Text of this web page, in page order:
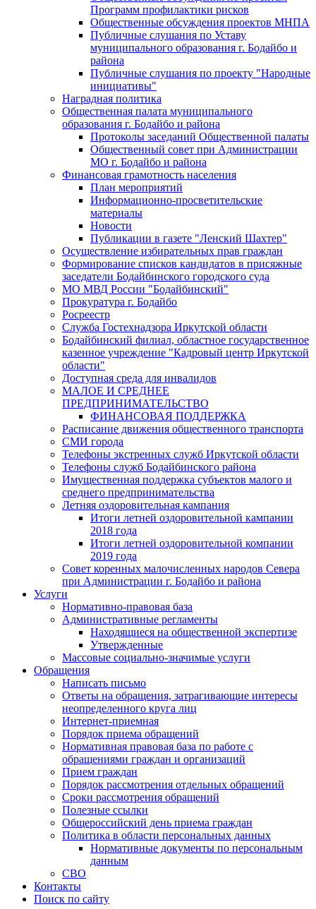
Программ профилактики рисков
Общественные обсуждения проектов МНПА
Публичные слушания по Уставу
муниципального образования г. Бодайбо и
района
Публичные слушания по проекту "Народные
инициативы"
Наградная политика
Общественная палата муниципального
образования г. Бодайбо и района
Протоколы заседаний Общественной палаты
Общественный совет при Администрации
МО г. Бодайбо и района
Финансовая грамотность населения
План мероприятий
Информационно-просветительские
материалы
Новости
Публикации в газете "Ленский Шахтер"
Осуществление избирательных прав граждан
Формирование списков кандидатов в присяжные
заседатели Бодайбинского городского суда
МО МВД России "Бодайбинский"
Прокуратура г. Бодайбо
Росреестр
Служба Гостехнадзора Иркутской области
Бодайбинский филиал, областное государственное
казенное учреждение "Кадровый центр Иркутской
области"
Доступная среда для инвалидов
МАЛОЕ И СРЕДНЕЕ
ПРЕДПРИНИМАТЕЛЬСТВО
ФИНАНСОВАЯ ПОДДЕРЖКА
Расписание движения общественного транспорта
СМИ города
Телефоны экстренных служб Иркутской области
Телефоны служб Бодайбинского района
Имущественная поддержка субъектов малого и
среднего предпринимательства
Летняя оздоровительная кампания
Итоги летней оздоровительной кампании
2018 года
Итоги летней оздоровительной компании
2019 года
Совет коренных малочисленных народов Севера
при Администрации г. Бодайбо и района
Услуги
Нормативно-правовая база
Административные регламенты
Находящиеся на общественной экспертизе
Утвержденные
Массовые социально-значимые услуги
Обращения
Написать письмо
Ответы на обращения, затрагивающие интересы
неопределенного круга лиц
Интернет-приемная
Порядок приема обращений
Нормативная правовая база по работе с
обращениями граждан и организаций
Прием граждан
Порядок рассмотрения отдельных обращений
Сроки рассмотрения обращений
Полезные ссылки
Общероссийский день приема граждан
Политика в области персональных данных
Нормативные документы по персональным
данным
СВО
Контакты
Поиск по сайту